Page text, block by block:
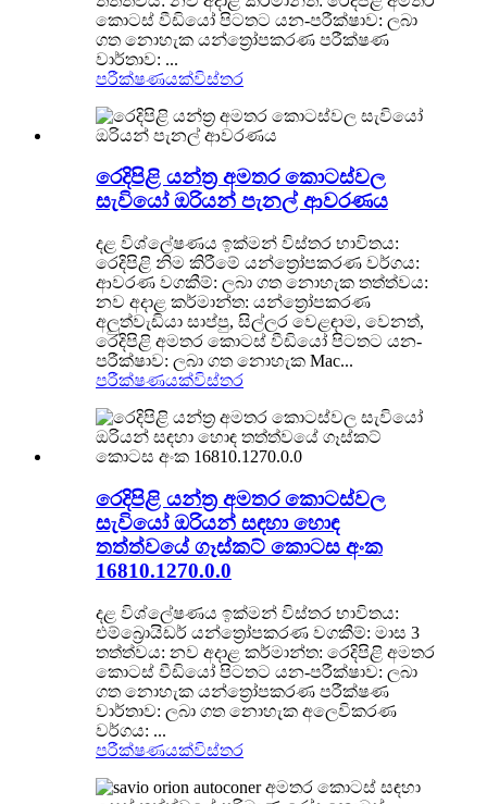
කොටස් වීඩියෝ පිටතට යන-පරීක්ෂාව: ලබා
ගත නොහැක යන්ත්‍රෝපකරණ පරීක්ෂණ
වාර්තාව: ...
පරීක්ෂණයක්විස්තර
රෙදිපිළි යන්ත්‍ර අමතර කොටස්වල
සැවියෝ ඔරියන් පැනල් ආවරණය
දළ විශ්ලේෂණය ඉක්මන් විස්තර භාවිතය:
රෙදිපිළි නිම කිරීමේ යන්ත්‍රෝපකරණ වර්ගය:
ආවරණ වගකීම්: ලබා ගත නොහැක තත්ත්වය:
නව අදාළ කර්මාන්ත: යන්ත්‍රෝපකරණ
අලුත්වැඩියා සාප්පු, සිල්ලර වෙළඳාම, වෙනත්,
රෙදිපිළි අමතර කොටස් වීඩියෝ පිටතට යන-
පරීක්ෂාව: ලබා ගත නොහැක Mac...
පරීක්ෂණයක්විස්තර
රෙදිපිළි යන්ත්‍ර අමතර කොටස්වල
සැවියෝ ඔරියන් සඳහා හොඳ
තත්ත්වයේ ගෑස්කට් කොටස අංක
16810.1270.0.0
දළ විශ්ලේෂණය ඉක්මන් විස්තර භාවිතය:
එම්බ්‍රොයිඩර් යන්ත්‍රෝපකරණ වගකීම්: මාස 3
තත්ත්වය: නව අදාළ කර්මාන්ත: රෙදිපිළි අමතර
කොටස් වීඩියෝ පිටතට යන-පරීක්ෂාව: ලබා
ගත නොහැක යන්ත්‍රෝපකරණ පරීක්ෂණ
වාර්තාව: ලබා ගත නොහැක අලෙවිකරණ
වර්ගය: ...
පරීක්ෂණයක්විස්තර